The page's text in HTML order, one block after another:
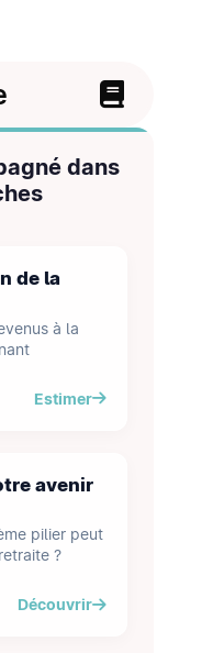
dans
de la
à la
Estimer
avenir
pilier peut
?
Découvrir